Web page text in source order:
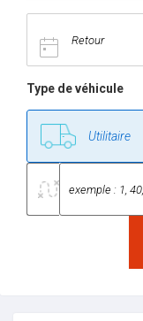
Type de véhicule